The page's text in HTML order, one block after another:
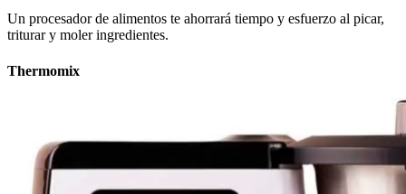
Un procesador de alimentos te ahorrará tiempo y esfuerzo al picar,
triturar y moler ingredientes.
Thermomix